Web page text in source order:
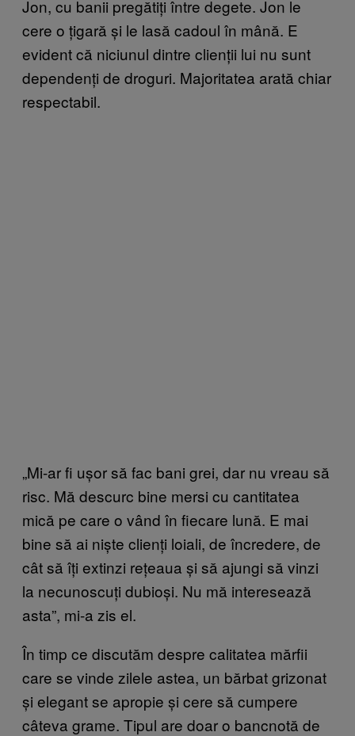
Jon, cu banii pregătiți între degete. Jon le
cere o țigară și le lasă cadoul în mână. E
evident că niciunul dintre clienții lui nu sunt
dependenți de droguri. Majoritatea arată chiar
respectabil.
„Mi-ar fi ușor să fac bani grei, dar nu vreau să
risc. Mă descurc bine mersi cu cantitatea
mică pe care o vând în fiecare lună. E mai
bine să ai niște clienți loiali, de încredere, de
cât să îți extinzi rețeaua și să ajungi să vinzi
la necunoscuți dubioși. Nu mă interesează
asta”, mi-a zis el.
În timp ce discutăm despre calitatea mărfii
care se vinde zilele astea, un bărbat grizonat
și elegant se apropie și cere să cumpere
câteva grame. Tipul are doar o bancnotă de